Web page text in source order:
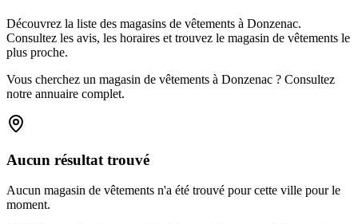
Découvrez la liste des magasins de vêtements à Donzenac.
Consultez les avis, les horaires et trouvez le magasin de vêtements le
plus proche.
Vous cherchez un magasin de vêtements à Donzenac ? Consultez
notre annuaire complet.
Aucun résultat trouvé
Aucun magasin de vêtements n'a été trouvé pour cette ville pour le
moment.